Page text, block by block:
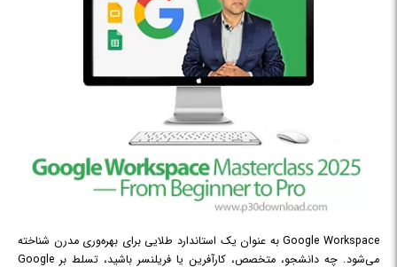
Google Workspace به عنوان یک استاندارد طلایی برای بهره‌وری مدرن شناخته
می‌شود. چه دانشجو، متخصص، کارآفرین یا فریلنسر باشید، تسلط بر Google